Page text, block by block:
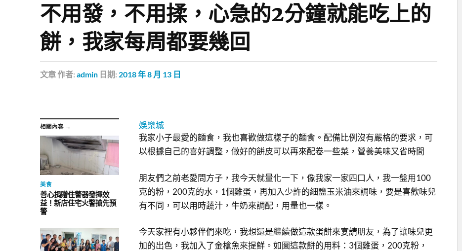
不用發，不用揉，心急的2分鐘就能吃上的
餅，我家每周都要幾回
文章作者: admin 日期: 2018 年 8 月 13 日
相關內容 →
美食
善心捐贈住警器發揮效
益！新店住宅火警搶先預
警
娛樂城
我家小子最愛的麵食，我也喜歡做這樣子的麵食。配備比例沒有嚴格的要求，可
以根據自己的喜好調整，做好的餅皮可以再來配卷一些菜，營養美味又省時間
朋友們之前老愛問方子，我今天就量化一下，像我家一家四口人，我一盤用100
克的粉，200克的水，1個雞蛋，再加入少許的細鹽玉米油來調味，要是喜歡味兒
有不同，可以用時蔬汁，牛奶來調配，用量也一樣。
今天家裡有小夥伴們來吃，我想還是繼續做這款蛋餅來宴請朋友，為了讓味兒更
加的出色，我加入了金槍魚來提鮮。如圖這款餅的用料：3個雞蛋，200克粉，